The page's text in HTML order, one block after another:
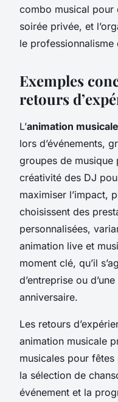
combo musical pour
soirée privée, et
le professionnalisme
Exemples
retours
L’animation
lors d’événements,
groupes de musique
créativité des DJ
maximiser l’impact,
choisissent des
personnalisées,
animation live et
moment clé, qu’il
d’entreprise ou
anniversaire.
Les retours
animation musicale
musicales pour fêtes
la sélection de
événement et la